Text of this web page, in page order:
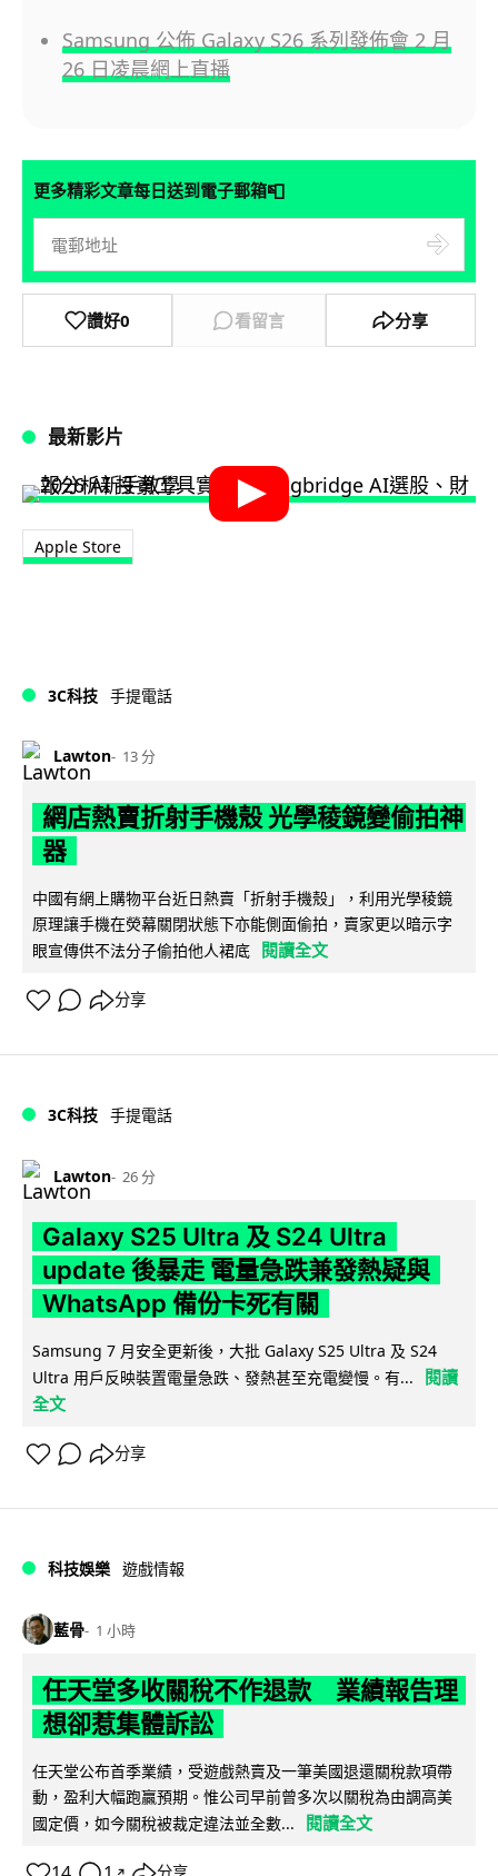
Samsung 公佈 Galaxy S26 系列發佈會 2 月
26 日凌晨網上直播
更多精彩文章每日送到電子郵箱📮
讚好0 看留言 分享
最新影片
Apple Store
3C科技 手提電話
Lawton 13 分
網店熱賣折射手機殼 光學稜鏡變偷拍神
器
中國有網上購物平台近日熱賣「折射手機殼」，利用光學稜鏡
原理讓手機在熒幕關閉狀態下亦能側面偷拍，賣家更以暗示字
眼宣傳供不法分子偷拍他人裙底 閱讀全文
分享
3C科技 手提電話
Lawton 26 分
Galaxy S25 Ultra 及 S24 Ultra
update 後暴走 電量急跌兼發熱疑與
WhatsApp 備份卡死有關
Samsung 7 月安全更新後，大批 Galaxy S25 Ultra 及 S24
Ultra 用戶反映裝置電量急跌、發熱甚至充電變慢。有...
閱讀
全文
分享
科技娛樂 遊戲情報
藍骨 1 小時
任天堂多收關稅不作退款 業績報告理
想卻惹集體訴訟
任天堂公布首季業績，受遊戲熱賣及一筆美國退還關稅款項帶
動，盈利大幅跑贏預期。惟公司早前曾多次以關稅為由調高美
國定價，如今關稅被裁定違法並全數...
閱讀全文
↗